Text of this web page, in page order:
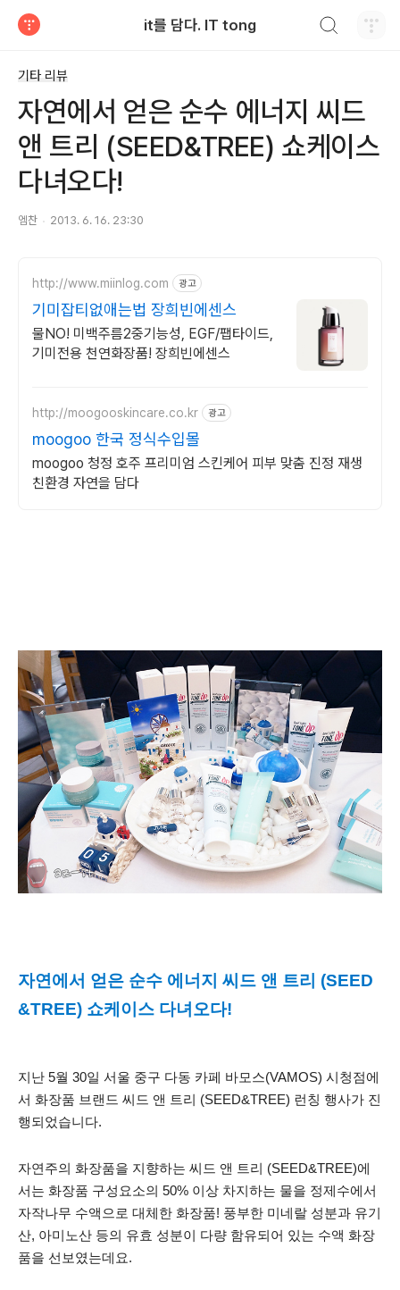
it를 담다. IT tong
기타 리뷰
자연에서 얻은 순수 에너지 씨드
앤 트리 (SEED&TREE) 쇼케이스
다녀오다!
엠찬 2013. 6. 16. 23:30
http://www.miinlog.com 광고
기미잡티없애는법 장희빈에센스
물NO! 미백주름2중기능성, EGF/팹타이드,
기미전용 천연화장품! 장희빈에센스
http://moogooskincare.co.kr 광고
moogoo 한국 정식수입몰
moogoo 청정 호주 프리미엄 스킨케어 피부 맞춤 진정 재생
친환경 자연을 담다
자연에서 얻은 순수 에너지 씨드 앤 트리 (SEED
&TREE) 쇼케이스 다녀오다!
지난 5월 30일 서울 중구 다동 카페 바모스(VAMOS) 시청점에
서 화장품 브랜드 씨드 앤 트리 (SEED&TREE) 런칭 행사가 진
행되었습니다.
자연주의 화장품을 지향하는 씨드 앤 트리 (SEED&TREE)에
서는 화장품 구성요소의 50% 이상 차지하는 물을 정제수에서
자작나무 수액으로 대체한 화장품! 풍부한 미네랄 성분과 유기
산, 아미노산 등의 유효 성분이 다량 함유되어 있는 수액 화장
품을 선보였는데요.